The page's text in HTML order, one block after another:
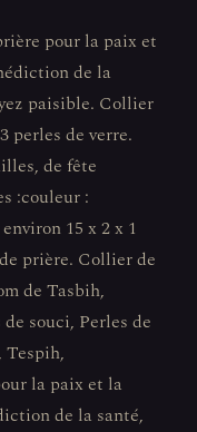
pour la paix et
de la
paisible. Collier
perles de verre.
de fête
:couleur :
15 x 2 x 1
prière. Collier de
de Tasbih,
souci, Perles de
Tespih,
la paix et la
de la santé,